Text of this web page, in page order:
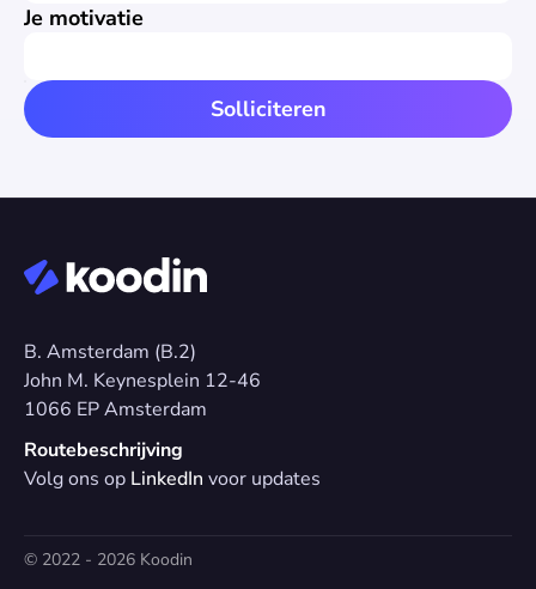
Je motivatie
Solliciteren
B. Amsterdam (B.2)
John M. Keynesplein 12-46
1066 EP Amsterdam
Routebeschrijving
Volg ons op LinkedIn voor updates
© 2022 - 2026 Koodin